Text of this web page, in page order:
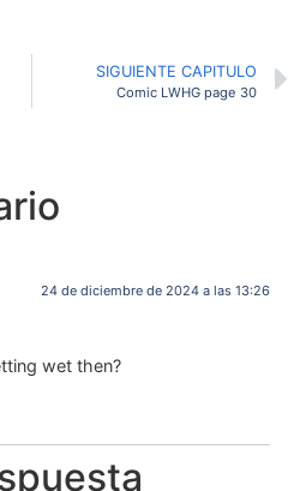
SIGUIENTE CAPITULO
Comic LWHG page 30
24 de diciembre de 2024 a las 13:26
wet then?